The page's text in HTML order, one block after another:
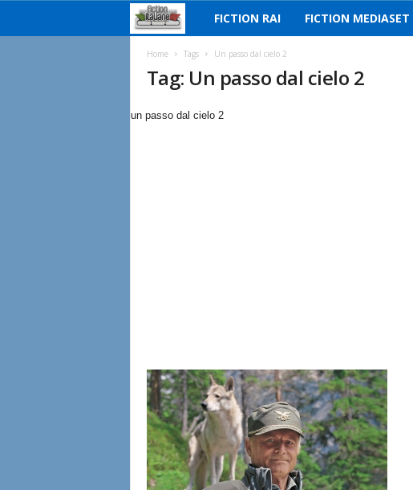
c
l
i
a
n
FICTION RAI FICTION MEDIASET
Home Tags Un passo dal cielo 2
Tag: Un passo dal cielo 2
un passo dal cielo 2